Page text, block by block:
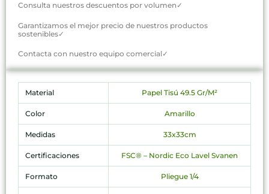
Consulta nuestros descuentos por volumen✓
Garantizamos el mejor precio de nuestros productos
sostenibles✓
Contacta con nuestro equipo comercial✓
Material Papel Tisú 49.5 Gr/M²
Color Amarillo
Medidas 33x33cm
Certificaciones FSC® – Nordic Eco Lavel Svanen
Formato Pliegue 1/4